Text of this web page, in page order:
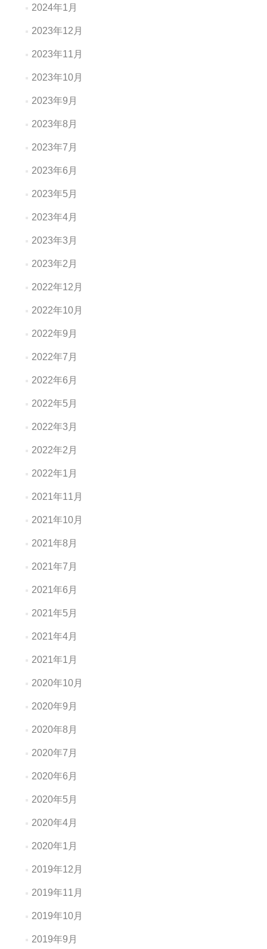
2024年1月
2023年12月
2023年11月
2023年10月
2023年9月
2023年8月
2023年7月
2023年6月
2023年5月
2023年4月
2023年3月
2023年2月
2022年12月
2022年10月
2022年9月
2022年7月
2022年6月
2022年5月
2022年3月
2022年2月
2022年1月
2021年11月
2021年10月
2021年8月
2021年7月
2021年6月
2021年5月
2021年4月
2021年1月
2020年10月
2020年9月
2020年8月
2020年7月
2020年6月
2020年5月
2020年4月
2020年1月
2019年12月
2019年11月
2019年10月
2019年9月